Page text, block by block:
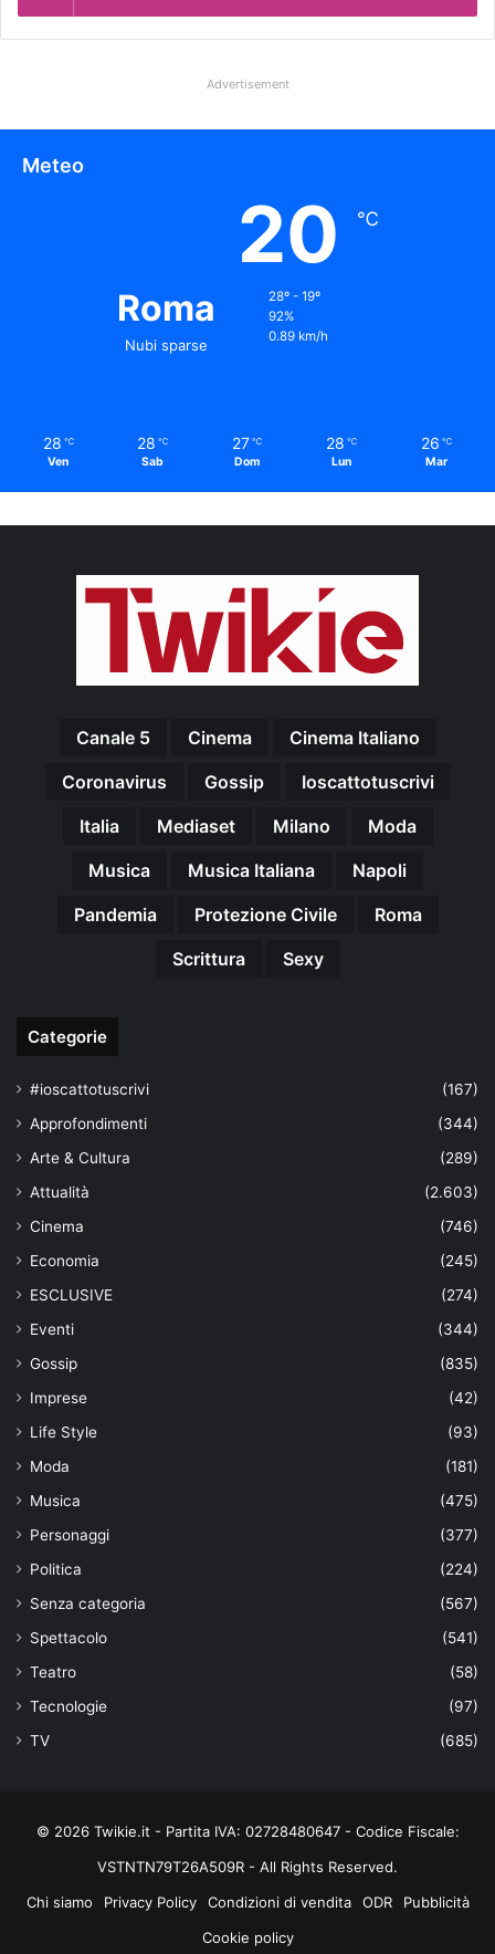
Advertisement
Meteo
Roma
Nubi sparse
20 ℃
28º - 19º
92%
0.89 km/h
28 ℃
Ven
28 ℃
Sab
27 ℃
Dom
28 ℃
Lun
26 ℃
Mar
Canale 5 Cinema
Cinema Italiano
Coronavirus
Gossip
Ioscattotuscrivi
Italia
Mediaset Milano
Moda
Musica
Musica Italiana
Napoli
Pandemia
Protezione Civile
Roma
Scrittura
Sexy
Categorie
#ioscattotuscrivi
(167)
Approfondimenti
(344)
Arte & Cultura
(289)
Attualità
(2.603)
Cinema
(746)
Economia
(245)
ESCLUSIVE
(274)
Eventi
(344)
Gossip
(835)
Imprese
(42)
Life Style
(93)
Moda
(181)
Musica
(475)
Personaggi
(377)
Politica
(224)
Senza categoria
(567)
Spettacolo
(541)
Teatro
(58)
Tecnologie
(97)
TV
(685)
© 2026 Twikie.it - Partita IVA: 02728480647 - Codice Fiscale:
VSTNTN79T26A509R - All Rights Reserved.
Chi siamo
Privacy Policy Condizioni di vendita ODR
Pubblicità
Cookie policy